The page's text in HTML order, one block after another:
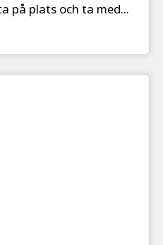
på plats och ta med...